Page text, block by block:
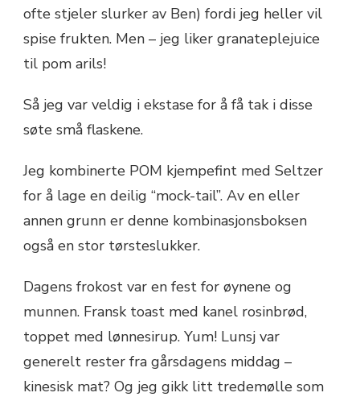
ofte stjeler slurker av Ben) fordi jeg heller vil
spise frukten. Men – jeg liker granateplejuice
til pom arils!
Så jeg var veldig i ekstase for å få tak i disse
søte små flaskene.
Jeg kombinerte POM kjempefint med Seltzer
for å lage en deilig “mock-tail”. Av en eller
annen grunn er denne kombinasjonsboksen
også en stor tørsteslukker.
Dagens frokost var en fest for øynene og
munnen. Fransk toast med kanel rosinbrød,
toppet med lønnesirup. Yum! Lunsj var
generelt rester fra gårsdagens middag –
kinesisk mat? Og jeg gikk litt tredemølle som